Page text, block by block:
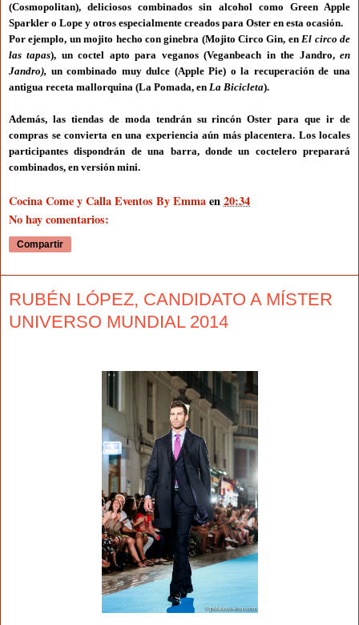
(Cosmopolitan), deliciosos combinados sin alcohol como Green Apple
Sparkler o Lope y otros especialmente creados para Oster en esta ocasión.
Por ejemplo, un mojito hecho con ginebra (Mojito Circo Gin, enEl circo de
las tapas), un coctel apto para veganos (Veganbeach in the Jandro,en
Jandro), un combinado muy dulce (Apple Pie) o la recuperación de una
antigua receta mallorquina (La Pomada, en La Bicicleta).
Además, las tiendas de moda tendrán su rincón Osterpara que ir de
compras se convierta en una experiencia aún más placentera. Los locales
participantes dispondrán de una barra, donde un coctelero preparará
combinados, en versión mini.
Cocina Come y Calla Eventos By Emmaen20:34
No hay comentarios:
Compartir
RUBÉN LÓPEZ, CANDIDATO A MÍSTER
UNIVERSO MUNDIAL 2014